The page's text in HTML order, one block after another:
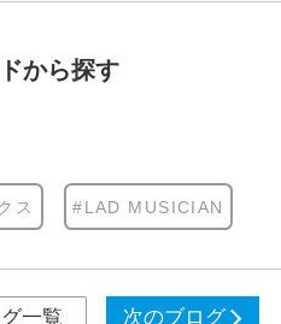
から探す
ス #LAD MUSICIAN
一覧 次のブログ